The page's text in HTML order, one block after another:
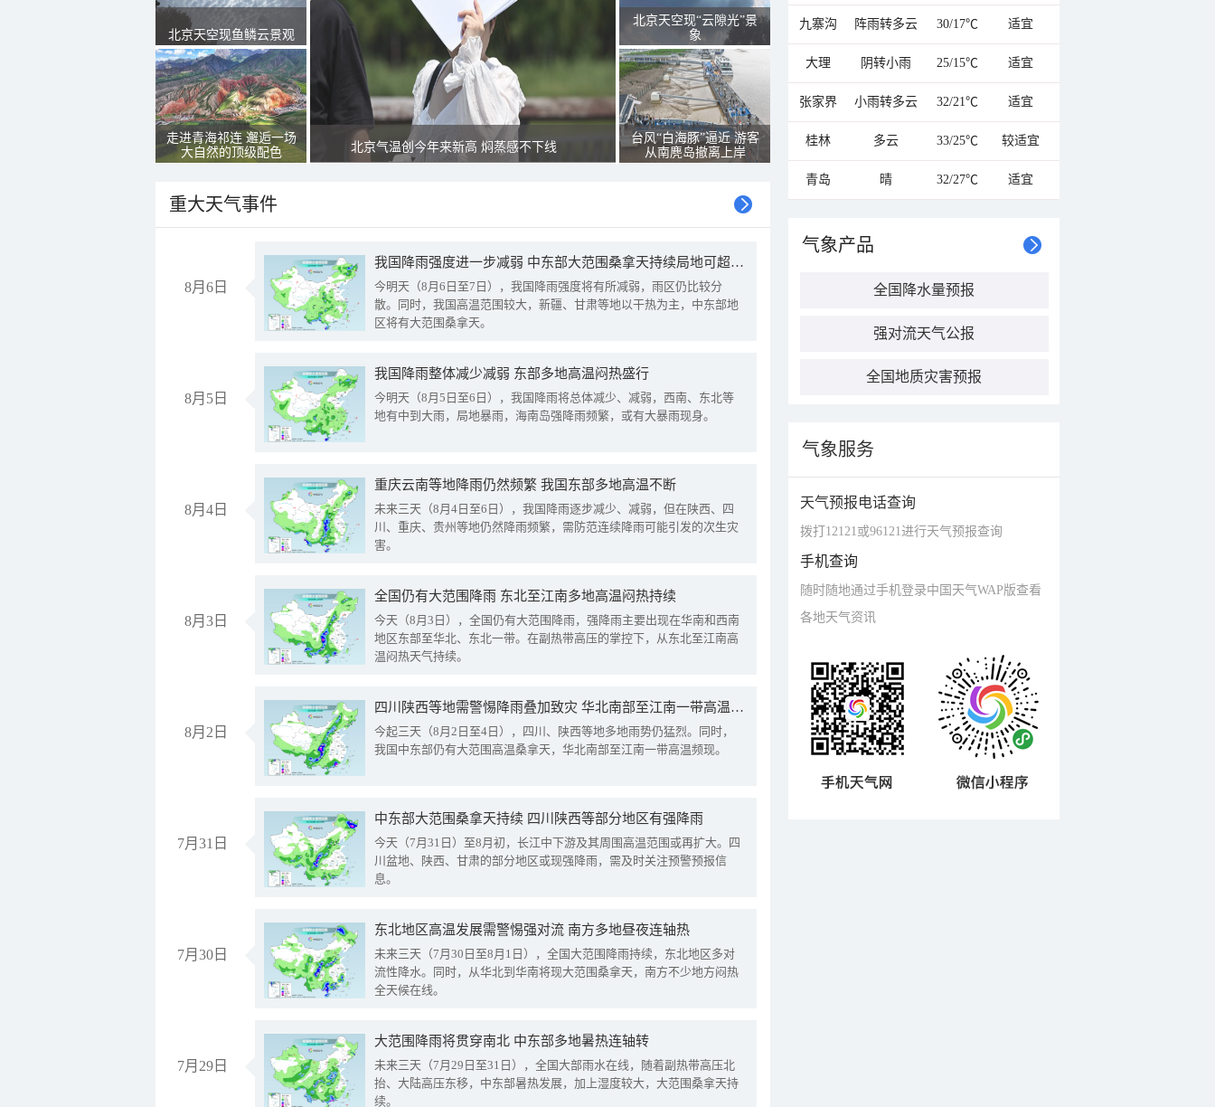
北京天空现鱼鳞云景观
走进青海祁连 邂逅一场
大自然的顶级配色
北京气温创今年来新高 焖蒸感不下线
北京天空现“云隙光”景
象
台风“白海豚”逼近 游客
从南麂岛撤离上岸
重大天气事件
8月6日
我国降雨强度进一步减弱 中东部大范围桑拿天持续局地可超38℃
今明天（8月6日至7日），我国降雨强度将有所减弱，雨区仍比较分
散。同时，我国高温范围较大，新疆、甘肃等地以干热为主，中东部地
区将有大范围桑拿天。
8月5日
我国降雨整体减少减弱 东部多地高温闷热盛行
今明天（8月5日至6日），我国降雨将总体减少、减弱，西南、东北等
地有中到大雨，局地暴雨，海南岛强降雨频繁，或有大暴雨现身。
8月4日
重庆云南等地降雨仍然频繁 我国东部多地高温不断
未来三天（8月4日至6日），我国降雨逐步减少、减弱，但在陕西、四
川、重庆、贵州等地仍然降雨频繁，需防范连续降雨可能引发的次生灾
害。
8月3日
全国仍有大范围降雨 东北至江南多地高温闷热持续
今天（8月3日），全国仍有大范围降雨，强降雨主要出现在华南和西南
地区东部至华北、东北一带。在副热带高压的掌控下，从东北至江南高
温闷热天气持续。
8月2日
四川陕西等地需警惕降雨叠加致灾 华北南部至江南一带高温频现
今起三天（8月2日至4日），四川、陕西等地多地雨势仍猛烈。同时，
我国中东部仍有大范围高温桑拿天，华北南部至江南一带高温频现。
7月31日
中东部大范围桑拿天持续 四川陕西等部分地区有强降雨
今天（7月31日）至8月初，长江中下游及其周围高温范围或再扩大。四
川盆地、陕西、甘肃的部分地区或现强降雨，需及时关注预警预报信
息。
7月30日
东北地区高温发展需警惕强对流 南方多地昼夜连轴热
未来三天（7月30日至8月1日），全国大范围降雨持续，东北地区多对
流性降水。同时，从华北到华南将现大范围桑拿天，南方不少地方闷热
全天候在线。
7月29日
大范围降雨将贯穿南北 中东部多地暑热连轴转
未来三天（7月29日至31日），全国大部雨水在线，随着副热带高压北
抬、大陆高压东移，中东部暑热发展，加上湿度较大，大范围桑拿天持
续。
九寨沟 阵雨转多云 30/17℃ 适宜
大理 阴转小雨 25/15℃ 适宜
张家界 小雨转多云 32/21℃ 适宜
桂林 多云 33/25℃ 较适宜
青岛 晴 32/27℃ 适宜
气象产品
全国降水量预报
强对流天气公报
全国地质灾害预报
气象服务
天气预报电话查询
拨打12121或96121进行天气预报查询
手机查询
随时随地通过手机登录中国天气WAP版查看
各地天气资讯